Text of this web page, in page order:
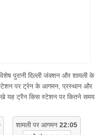
पुरानी दिल्ली जंक्शन और शामली के
स्टेशन पर ट्रेन के आगमन, प्रस्थान और
देखे यह ट्रैन किस स्टेशन पर कितने समय
शामली पर आगमन 22:05